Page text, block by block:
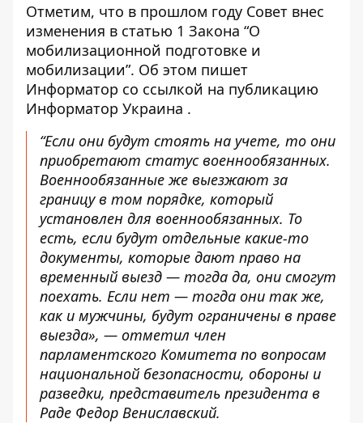
Отметим, что в прошлом году Совет внес
изменения в статью 1 Закона “О
мобилизационной подготовке и
мобилизации”. Об этом пишет
Информатор со ссылкой на публикацию
Информатор Украина .
“Если они будут стоять на учете, то они
приобретают статус военнообязанных.
Военнообязанные же выезжают за
границу в том порядке, который
установлен для военнообязанных. То
есть, если будут отдельные какие-то
документы, которые дают право на
временный выезд — тогда да, они смогут
поехать. Если нет — тогда они так же,
как и мужчины, будут ограничены в праве
выезда», — отметил член
парламентского Комитета по вопросам
национальной безопасности, обороны и
разведки, представитель президента в
Раде Федор Вениславский.